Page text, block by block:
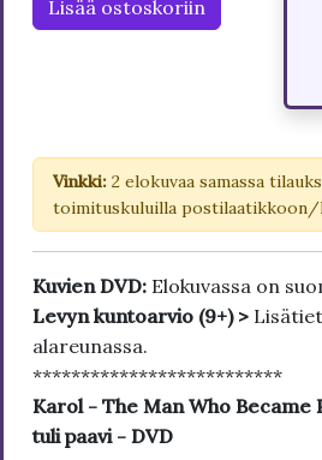
Lisää ostoskoriin
Vinkki: 2 elokuvaa samassa
toimituskuluilla postilaatikkoon/
Kuvien DVD: Elokuvassa on
Levyn kuntoarvio (9+) >
alareunassa.
**************************
Karol - The Man Who Became
tuli paavi - DVD